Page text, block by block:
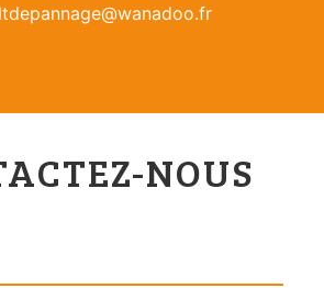
NOUS